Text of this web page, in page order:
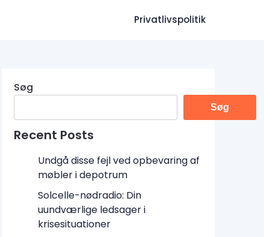
Privatlivspolitik
Søg
Søg
Recent Posts
Undgå disse fejl ved opbevaring af
møbler i depotrum
Solcelle-nødradio: Din
uundværlige ledsager i
krisesituationer